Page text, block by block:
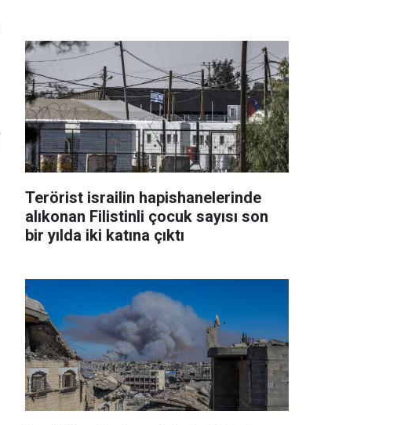
Terörist israilin hapishanelerinde
alıkonan Filistinli çocuk sayısı son
bir yılda iki katına çıktı